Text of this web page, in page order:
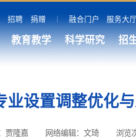
招聘 捐赠 融合门户 服务大厅
教育教学 科学研究 招
设置调整优化
贾隆嘉 网络编辑：文琦 浏览